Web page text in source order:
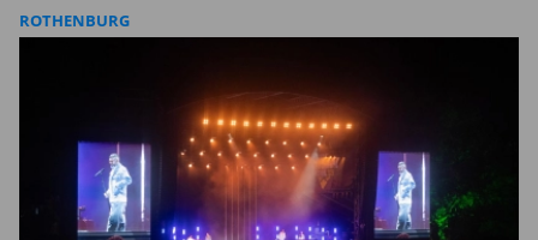
ROTHENBURG